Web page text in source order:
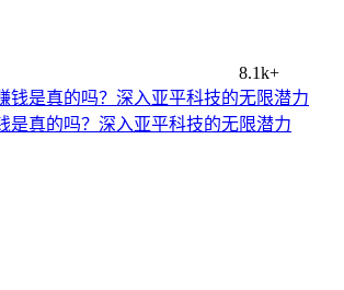
8.1k+
是真的吗？深入亚平科技的无限潜力